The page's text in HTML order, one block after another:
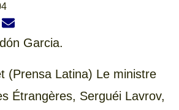
Garcia.
(Prensa Latina) Le ministre
Étrangères, Serguéi Lavrov,